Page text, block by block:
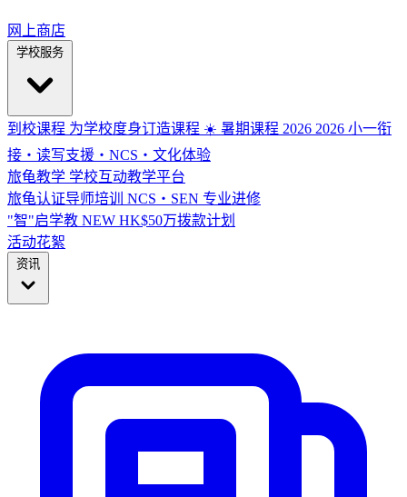
网上商店
学校服务
到校课程 为学校度身订造课程 ☀️ 暑期课程 2026 2026 小一衔
接・读写支援・NCS・文化体验
旅龟教学 学校互动教学平台
旅龟认证导师培训
NCS・SEN 专业进修
"智"启学教 NEW HK$50万拨款计划
活动花絮
资讯